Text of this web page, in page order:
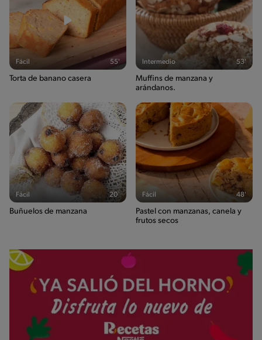
Fácil 55'
Torta de banano casera
Intermedio 53'
Muffins de manzana y
arándanos.
Fácil 20'
Buñuelos de manzana
Fácil 48'
Pastel con manzanas, canela y
frutos secos